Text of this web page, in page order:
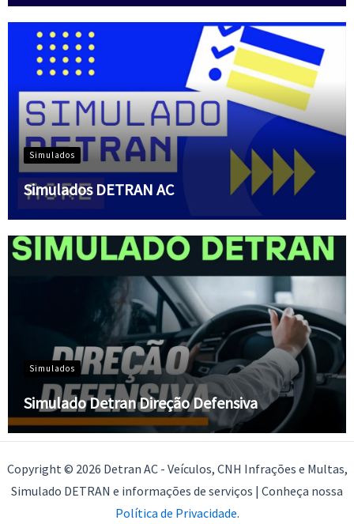
Simulados
Simulados DETRAN AC
Simulados
Simulado Detran Direção Defensiva
Copyright © 2026 Detran AC - Veículos, CNH Infrações e Multas,
Simulado DETRAN e informações de serviços | Conheça nossa
Política de Privacidade.